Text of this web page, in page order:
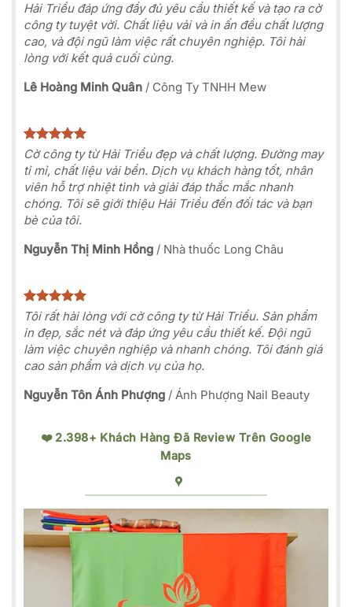
Hải Triều đáp ứng đầy đủ yêu cầu thiết kế và tạo ra cờ
công ty tuyệt vời. Chất liệu vải và in ấn đều chất lượng
cao, và đội ngũ làm việc rất chuyên nghiệp. Tôi hài
lòng với kết quả cuối cùng.
Lê Hoàng Minh Quân / Công Ty TNHH Mew
Cờ công ty từ Hải Triều đẹp và chất lượng. Đường may
tỉ mỉ, chất liệu vải bền. Dịch vụ khách hàng tốt, nhân
viên hỗ trợ nhiệt tình và giải đáp thắc mắc nhanh
chóng. Tôi sẽ giới thiệu Hải Triều đến đối tác và bạn
bè của tôi.
Nguyễn Thị Minh Hồng / Nhà thuốc Long Châu
Tôi rất hài lòng với cờ công ty từ Hải Triều. Sản phẩm
in đẹp, sắc nét và đáp ứng yêu cầu thiết kế. Đội ngũ
làm việc chuyên nghiệp và nhanh chóng. Tôi đánh giá
cao sản phẩm và dịch vụ của họ.
Nguyễn Tôn Ánh Phượng / Ánh Phượng Nail Beauty
❤️ 2.398+ Khách Hàng Đã Review Trên Google
Maps